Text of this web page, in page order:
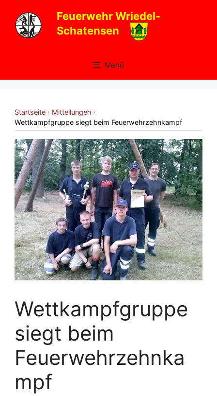
Inhalt
springen
Feuerwehr Wriedel-
Schatensen
Menü
Startseite › Mitteilungen ›
Wettkampfgruppe siegt beim Feuerwehrzehnkampf
Wettkampfgruppe
siegt beim
Feuerwehrzehnka
mpf